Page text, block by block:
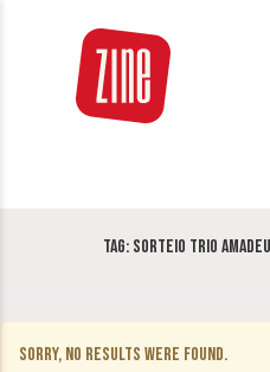
Tag: Sorteio Trio
Sorry, no results were found.